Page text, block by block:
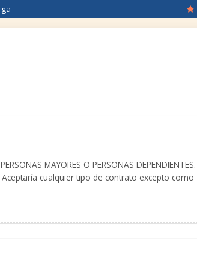
MAYORES O PERSONAS DEPENDIENTES.
cualquier tipo de contrato excepto como